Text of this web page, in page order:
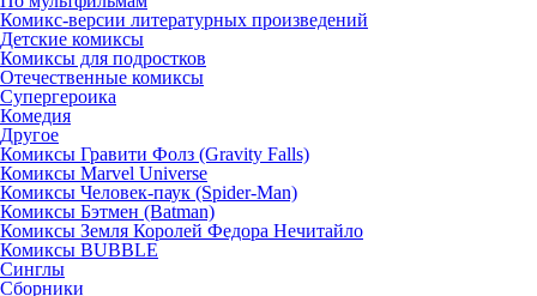
Комикс-версии литературных произведений
Детские комиксы
Комиксы для подростков
Отечественные комиксы
Супергероика
Комедия
Другое
Комиксы Гравити Фолз (Gravity Falls)
Комиксы Marvel Universe
Комиксы Человек-паук (Spider-Man)
Комиксы Бэтмен (Batman)
Комиксы Земля Королей Федора Нечитайло
Комиксы BUBBLE
Синглы
Сборники